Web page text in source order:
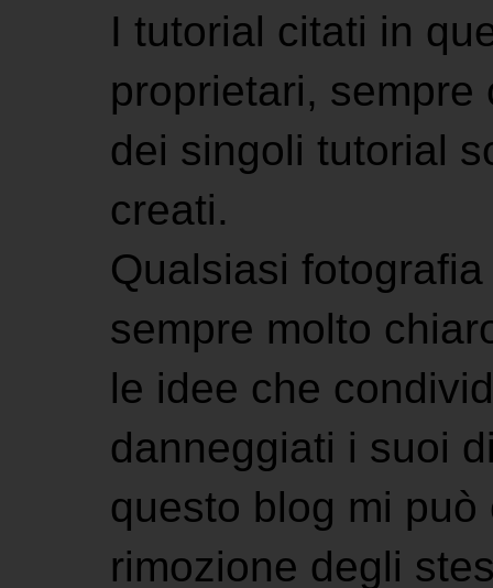
I tutorial citati in
proprietari,
dei singoli tutorial
creati.
Qualsiasi
sempre molto
le idee che
danneggiati i suoi
questo blog mi
rimozione degli